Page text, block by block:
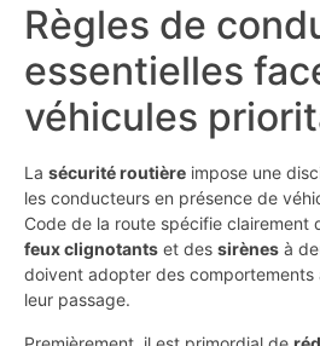
Règles de
essentielles
véhicules
La sécurité routière impose une
les conducteurs en présence de
Code de la route spécifie clairement
feux clignotants et des sirènes à
doivent adopter des
leur passage.